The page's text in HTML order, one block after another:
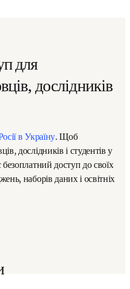
для
дослідників
в Україну. Щоб
дослідників і студентів у
доступ до своїх
наборів даних і освітніх